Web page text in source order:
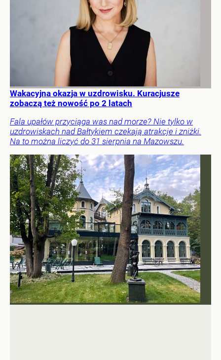
Wakacyjna okazja w uzdrowisku. Kuracjusze
zobaczą też nowość po 2 latach
Fala upałów przyciąga was nad morze? Nie tylko w
uzdrowiskach nad Bałtykiem czekają atrakcje i zniżki.
Na to można liczyć do 31 sierpnia na Mazowszu.